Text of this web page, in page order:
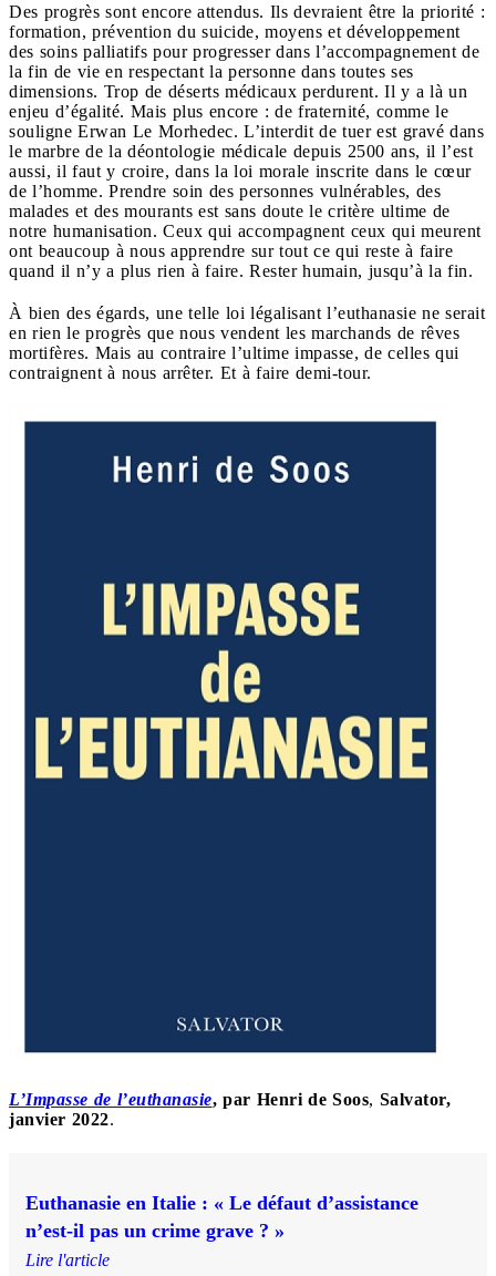
Des progrès sont encore attendus. Ils devraient être la priorité :
formation, prévention du suicide, moyens et développement
des soins palliatifs pour progresser dans l’accompagnement de
la fin de vie en respectant la personne dans toutes ses
dimensions. Trop de déserts médicaux perdurent. Il y a là un
enjeu d’égalité. Mais plus encore : de fraternité, comme le
souligne Erwan Le Morhedec. L’interdit de tuer est gravé dans
le marbre de la déontologie médicale depuis 2500 ans, il l’est
aussi, il faut y croire, dans la loi morale inscrite dans le cœur
de l’homme. Prendre soin des personnes vulnérables, des
malades et des mourants est sans doute le critère ultime de
notre humanisation. Ceux qui accompagnent ceux qui meurent
ont beaucoup à nous apprendre sur tout ce qui reste à faire
quand il n’y a plus rien à faire. Rester humain, jusqu’à la fin.
À bien des égards, une telle loi légalisant l’euthanasie ne serait
en rien le progrès que nous vendent les marchands de rêves
mortifères. Mais au contraire l’ultime impasse, de celles qui
contraignent à nous arrêter. Et à faire demi-tour.
L’Impasse de l’euthanasie, par Henri de Soos, Salvator,
janvier 2022.
Euthanasie en Italie : « Le défaut d’assistance
n’est-il pas un crime grave ? »
Lire l'article